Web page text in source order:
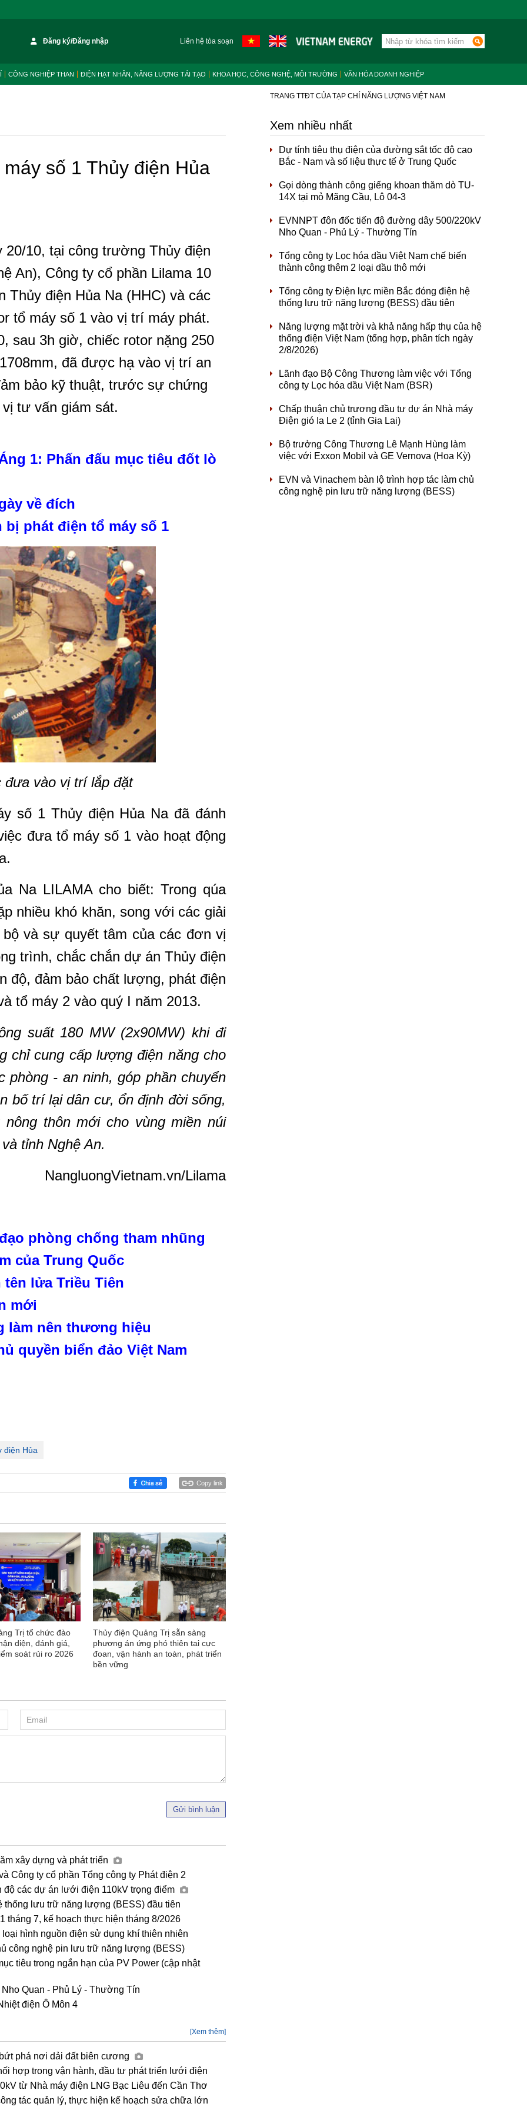
Đăng ký/Đăng nhập Liên hệ tòa soạn
CÔNG NGHIỆP THAN ĐIỆN HẠT NHÂN, NĂNG LƯỢNG TÁI TẠO KHOA HỌC, CÔNG NGHỆ, MÔI TRƯỜNG VĂN HÓA DOANH NGHIỆP
TRANG TTĐT CỦA TẠP CHÍ NĂNG LƯỢNG VIỆT NAM
số 1 Thủy điện Hủa
10, tại công trường Thủy điện
An), Công ty cổ phần Lilama 10
Thủy điện Hủa Na (HHC) và các
tổ máy số 1 vào vị trí máy phát.
sau 3h giờ, chiếc rotor nặng 250
đã được hạ vào vị trí an
bảo kỹ thuật, trước sự chứng
tư vấn giám sát.
1: Phấn đấu mục tiêu đốt lò
về đích
bị phát điện tổ máy số 1
vào vị trí lắp đặt
số 1 Thủy điện Hủa Na đã đánh
đưa tổ máy số 1 vào hoạt động
Na LILAMA cho biết: Trong qúa
nhiều khó khăn, song với các giải
và sự quyết tâm của các đơn vị
trình, chắc chắn dự án Thủy điện
độ, đảm bảo chất lượng, phát điện
tổ máy 2 vào quý I năm 2013.
suất 180 MW (2x90MW) khi đi
chỉ cung cấp lượng điện năng cho
phòng - an ninh, góp phần chuyển
bố trí lại dân cư, ổn định đời sống,
thôn mới cho vùng miền núi
tỉnh Nghệ An.
NangluongVietnam.vn/Lilama
phòng chống tham nhũng
của Trung Quốc
lửa Triều Tiên
mới
làm nên thương hiệu
quyền biển đảo Việt Nam
điện Hủa
Copy link
Trị tổ chức đào
diện, đánh giá,
soát rủi ro 2026
Thủy điện Quảng Trị sẵn sàng
phương án ứng phó thiên tai cực
đoan, vận hành an toàn, phát triển
bền vững
Gửi bình luận
xây dựng và phát triển
Công ty cổ phần Tổng công ty Phát điện 2
các dự án lưới điện 110kV trọng điểm
lưu trữ năng lượng (BESS) đầu tiên
tháng 7, kế hoạch thực hiện tháng 8/2026
hình nguồn điện sử dụng khí thiên nhiên
công nghệ pin lưu trữ năng lượng (BESS)
tiêu trong ngắn hạn của PV Power (cập nhật
Quan - Phủ Lý - Thường Tín
điện Ô Môn 4
[Xem thêm]
phá nơi dải đất biên cương
hợp trong vận hành, đầu tư phát triển lưới điện
từ Nhà máy điện LNG Bạc Liêu đến Cần Thơ
tác quản lý, thực hiện kế hoạch sửa chữa lớn
Xem nhiều nhất
Dự tính tiêu thụ điện của đường sắt tốc độ cao
Bắc - Nam và số liệu thực tế ở Trung Quốc
Gọi dòng thành công giếng khoan thăm dò TU-
14X tại mỏ Mãng Cầu, Lô 04-3
EVNNPT đôn đốc tiến độ đường dây 500/220kV
Nho Quan - Phủ Lý - Thường Tín
Tổng công ty Lọc hóa dầu Việt Nam chế biến
thành công thêm 2 loại dầu thô mới
Tổng công ty Điện lực miền Bắc đóng điện hệ
thống lưu trữ năng lượng (BESS) đầu tiên
Năng lượng mặt trời và khả năng hấp thụ của hệ
thống điện Việt Nam (tổng hợp, phân tích ngày
2/8/2026)
Lãnh đạo Bộ Công Thương làm việc với Tổng
công ty Lọc hóa dầu Việt Nam (BSR)
Chấp thuận chủ trương đầu tư dự án Nhà máy
Điện gió Ia Le 2 (tỉnh Gia Lai)
Bộ trưởng Công Thương Lê Mạnh Hùng làm
việc với Exxon Mobil và GE Vernova (Hoa Kỳ)
EVN và Vinachem bàn lộ trình hợp tác làm chủ
công nghệ pin lưu trữ năng lượng (BESS)